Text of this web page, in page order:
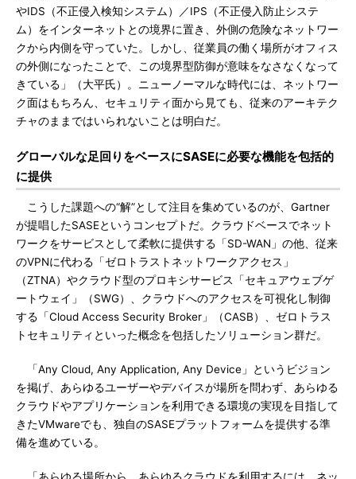
やIDS（不正侵入検知システム）／IPS（不正侵入防止システ
ム）をインターネットとの境界に置き、外側の危険なネットワー
クから内側を守っていた。しかし、従業員の働く場所がオフィス
の外側になったことで、この境界型防御が意味をなさなくなって
きている」（大平氏）。ニューノーマルな時代には、ネットワー
ク面はもちろん、セキュリティ面から見ても、従来のアーキテク
チャのままではいられないことは明白だ。
グローバルな足回りをベースにSASEに必要な機能を包括的
に提供
こうした課題への“解”として注目を集めているのが、Gartner
が提唱したSASEというコンセプトだ。クラウドベースでネット
ワークをサービスとして柔軟に提供する「SD-WAN」の他、従来
のVPNに代わる「ゼロトラストネットワークアクセス」
（ZTNA）やクラウド型のプロキシサービス「セキュアウェブゲ
ートウェイ」（SWG）、クラウドへのアクセスを可視化し制御
する「Cloud Access Security Broker」（CASB）、ゼロトラス
トセキュリティといった概念を包括したソリューション群だ。
「Any Cloud, Any Application, Any Device」というビジョン
を掲げ、あらゆるユーザーやデバイスが場所を問わず、あらゆる
クラウドやアプリケーションを利用できる環境の実現を目指して
きたVMwareでも、独自のSASEプラットフォームを提供する準
備を進めている。